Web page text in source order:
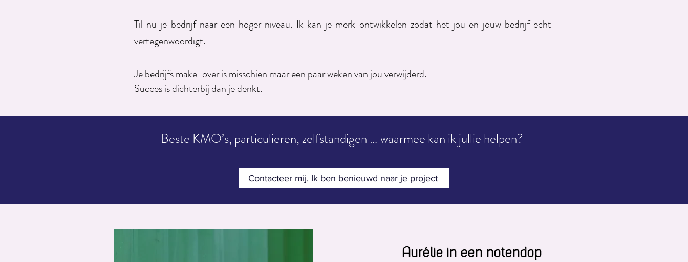
Til nu je bedrijf naar een hoger niveau. Ik kan je merk ontwikkelen zodat het jou en jouw bedrijf echt
vertegenwoordigt.
Je bedrijfs make-over is misschien maar een paar weken van jou verwijderd.
Succes is dichterbij dan je denkt.
Beste KMO’s, particulieren, zelfstandigen … waarmee kan ik jullie helpen?
Contacteer mij. Ik ben benieuwd naar je project
Aurélie in een notendop